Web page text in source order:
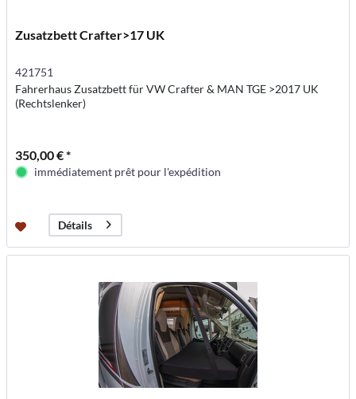
Zusatzbett Crafter>17 UK
421751
Fahrerhaus Zusatzbett für VW Crafter & MAN TGE >2017 UK
(Rechtslenker)
350,00 € *
immédiatement prêt pour l'expédition
Détails